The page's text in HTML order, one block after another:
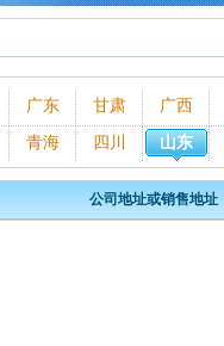
广东 甘肃 广西
青海 四川 山东
公司地址或销售地址